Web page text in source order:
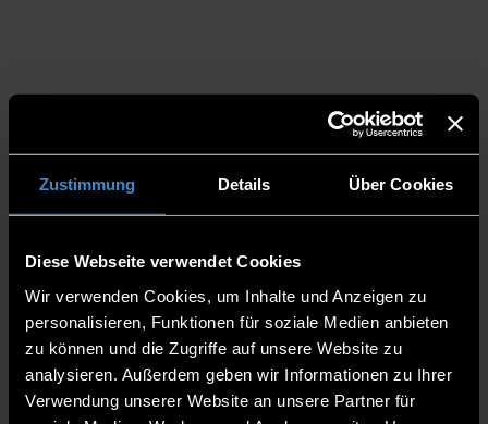
Zustimmung Details Über Cookies
Diese Webseite verwendet Cookies
Wir verwenden Cookies, um Inhalte und Anzeigen zu
personalisieren, Funktionen für soziale Medien anbieten
zu können und die Zugriffe auf unsere Website zu
analysieren. Außerdem geben wir Informationen zu Ihrer
Verwendung unserer Website an unsere Partner für
Christian's demanding role at the ECRI
Christian is dean of the European Campus Rottal-Inn and
professor. His teaching focuses on tourism management. He grew
up in Upper Austria, which shares a border with
Bavaria. So Pfarrkirchen and theRottal-Inn region are very close
to where he grew up.